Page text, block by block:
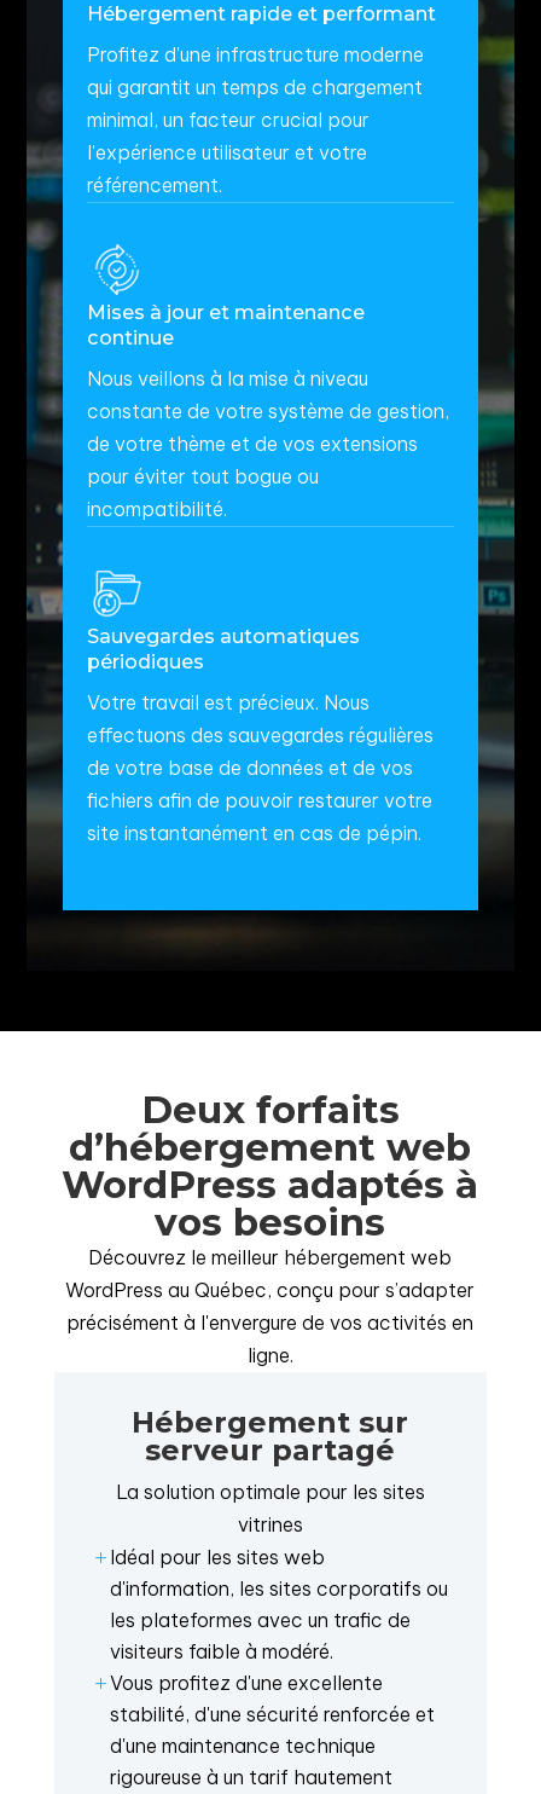
Hébergement rapide et performant
Profitez d'une infrastructure moderne
qui garantit un temps de chargement
minimal, un facteur crucial pour
l'expérience utilisateur et votre
référencement.
Mises à jour et maintenance
continue
Nous veillons à la mise à niveau
constante de votre système de gestion,
de votre thème et de vos extensions
pour éviter tout bogue ou
incompatibilité.
Sauvegardes automatiques
périodiques
Votre travail est précieux. Nous
effectuons des sauvegardes régulières
de votre base de données et de vos
fichiers afin de pouvoir restaurer votre
site instantanément en cas de pépin.
Deux forfaits
d’hébergement web
WordPress adaptés à
vos besoins
Découvrez le meilleur hébergement web
WordPress au Québec, conçu pour s’adapter
précisément à l'envergure de vos activités en
ligne.
Hébergement sur
serveur partagé
La solution optimale pour les sites
vitrines
L Idéal pour les sites web
d'information, les sites corporatifs ou
les plateformes avec un trafic de
visiteurs faible à modéré.
LVous profitez d'une excellente
stabilité, d'une sécurité renforcée et
d'une maintenance technique
rigoureuse à un tarif hautement